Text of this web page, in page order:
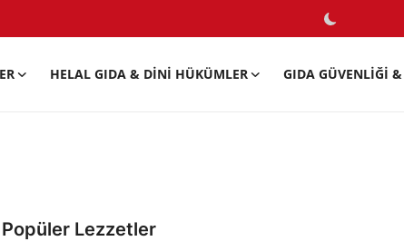
HELAL GIDA & DINI HÜKÜMLER GIDA GÜVENLIĞI
Popüler Lezzetler